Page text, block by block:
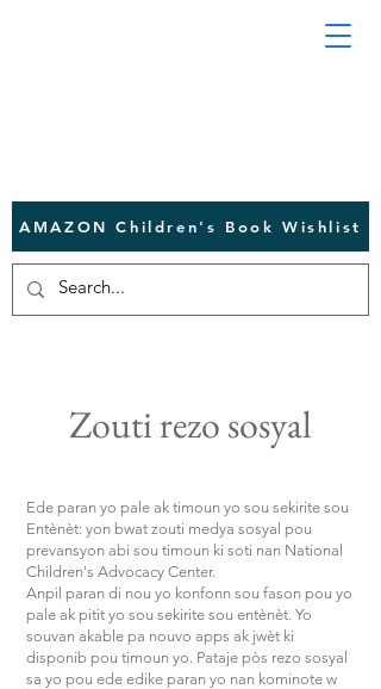
AMAZON Children's Book Wishlist
Zouti rezo sosyal
Ede paran yo pale ak timoun yo sou sekirite sou
Entènèt: yon bwat zouti medya sosyal pou
prevansyon abi sou timoun ki soti nan National
Children's Advocacy Center.
Anpil paran di nou yo konfonn sou fason pou yo
pale ak pitit yo sou sekirite sou entènèt. Yo
souvan akable pa nouvo apps ak jwèt ki
disponib pou timoun yo. Pataje pòs rezo sosyal
sa yo pou ede edike paran yo nan kominote w